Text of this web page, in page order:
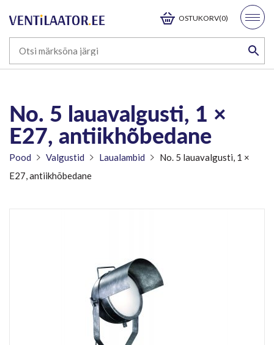
OSTUKORV(0)
No. 5 lauavalgusti, 1 ×
E27, antiikhõbedane
Pood Valgustid Laualambid
No. 5 lauavalgusti, 1 ×
E27, antiikhõbedane